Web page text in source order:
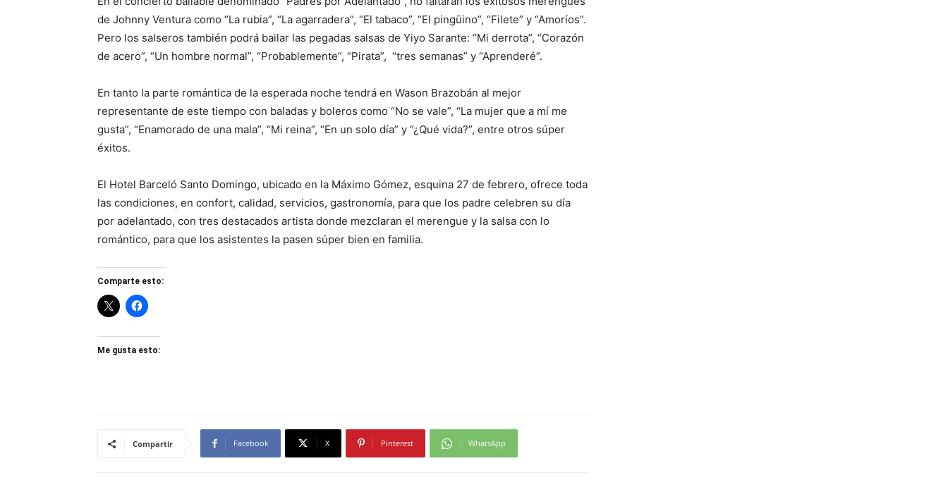
de Johnny Ventura como “La rubia”, “La agarradera”, “El tabaco”, “El pingüino”, “Filete” y “Amoríos”.
Pero los salseros también podrá bailar las pegadas salsas de Yiyo Sarante: “Mi derrota”, “Corazón
de acero”, “Un hombre normal”, “Probablemente”, “Pirata”, “tres semanas” y “Aprenderé”.
En tanto la parte romántica de la esperada noche tendrá en Wason Brazobán al mejor
representante de este tiempo con baladas y boleros como “No se vale”, “La mujer que a mí me
gusta”, “Enamorado de una mala”, “Mi reina”, “En un solo día” y “¿Qué vida?”, entre otros súper
éxitos.
El Hotel Barceló Santo Domingo, ubicado en la Máximo Gómez, esquina 27 de febrero, ofrece toda
las condiciones, en confort, calidad, servicios, gastronomía, para que los padre celebren su día
por adelantado, con tres destacados artista donde mezclaran el merengue y la salsa con lo
romántico, para que los asistentes la pasen súper bien en familia.
Comparte esto:
Me gusta esto:
Compartir Facebook X Pinterest WhatsApp